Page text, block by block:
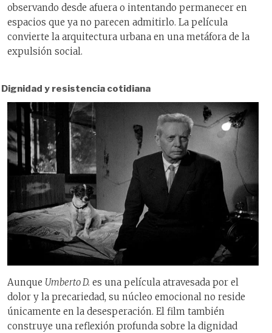
observando desde afuera o intentando permanecer en
espacios que ya no parecen admitirlo. La película
convierte la arquitectura urbana en una metáfora de la
expulsión social.
Dignidad y resistencia cotidiana
Aunque Umberto D. es una película atravesada por el
dolor y la precariedad, su núcleo emocional no reside
únicamente en la desesperación. El film también
construye una reflexión profunda sobre la dignidad